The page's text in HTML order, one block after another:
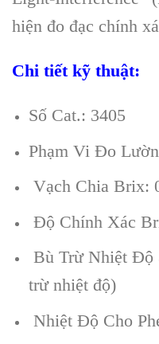
hiện đo đạc chính
Chi tiết kỹ thuật:
Số Cat.: 3405
Phạm Vi Đo
Vạch Chia Brix:
Độ Chính Xác
Bù Trừ Nhiệt Độ
trừ nhiệt độ)
Nhiệt Độ Cho